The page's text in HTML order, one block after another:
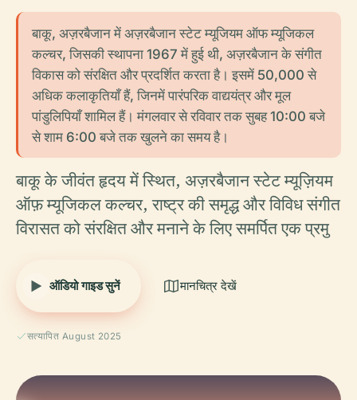
बाकू, अज़रबैजान में अज़रबैजान स्टेट म्यूजियम ऑफ म्यूजिकल
कल्चर, जिसकी स्थापना 1967 में हुई थी, अज़रबैजान के संगीत
विकास को संरक्षित और प्रदर्शित करता है। इसमें 50,000 से
अधिक कलाकृतियाँ हैं, जिनमें पारंपरिक वाद्ययंत्र और मूल
पांडुलिपियाँ शामिल हैं। मंगलवार से रविवार तक सुबह 10:00 बजे
से शाम 6:00 बजे तक खुलने का समय है।
बाकू के जीवंत हृदय में स्थित, अज़रबैजान स्टेट म्यूज़ियम
ऑफ़ म्यूजिकल कल्चर, राष्ट्र की समृद्ध और विविध संगीत
विरासत को संरक्षित और मनाने के लिए समर्पित एक प्रमु
ऑडियो गाइड सुनें मानचित्र देखें
सत्यापित August 2025